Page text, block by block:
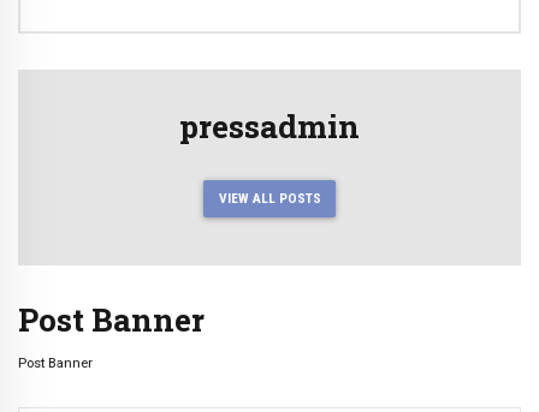
pressadmin
VIEW ALL POSTS
Post Banner
Post Banner